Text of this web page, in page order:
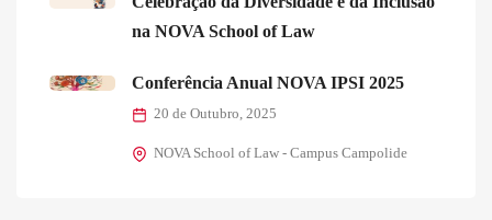
na NOVA School of Law
Conferência Anual NOVA IPSI 2025
20 de Outubro, 2025
NOVA School of Law - Campus Campolide